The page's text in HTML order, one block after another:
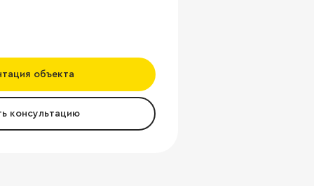
объекта
консультацию